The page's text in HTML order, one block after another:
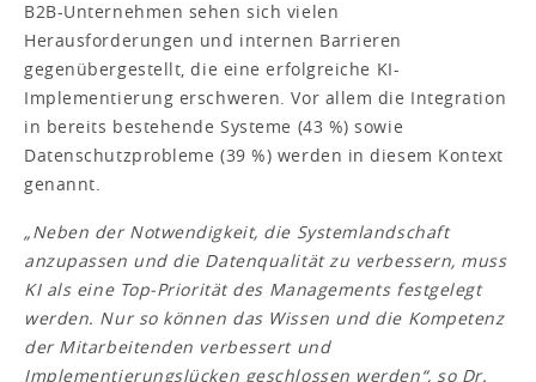
B2B-Unternehmen sehen sich vielen
Herausforderungen und internen Barrieren
gegenübergestellt, die eine erfolgreiche KI-
Implementierung erschweren. Vor allem die Integration
in bereits bestehende Systeme (43 %) sowie
Datenschutzprobleme (39 %) werden in diesem Kontext
genannt.
„Neben der Notwendigkeit, die Systemlandschaft
anzupassen und die Datenqualität zu verbessern, muss
KI als eine Top-Priorität des Managements festgelegt
werden. Nur so können das Wissen und die Kompetenz
der Mitarbeitenden verbessert und
Implementierungslücken geschlossen werden“, so Dr.